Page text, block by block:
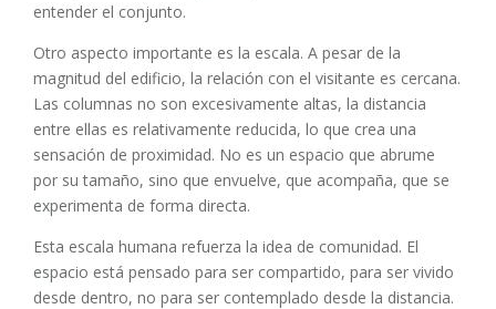
entender el conjunto.
Otro aspecto importante es la escala. A pesar de la
magnitud del edificio, la relación con el visitante es cercana.
Las columnas no son excesivamente altas, la distancia
entre ellas es relativamente reducida, lo que crea una
sensación de proximidad. No es un espacio que abrume
por su tamaño, sino que envuelve, que acompaña, que se
experimenta de forma directa.
Esta escala humana refuerza la idea de comunidad. El
espacio está pensado para ser compartido, para ser vivido
desde dentro, no para ser contemplado desde la distancia.